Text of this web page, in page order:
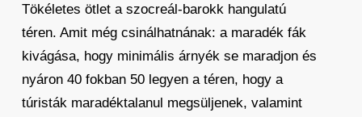
Tökéletes ötlet a szocreál-barokk hangulatú
téren. Amit még csinálhatnának: a maradék fák
kivágása, hogy minimális árnyék se maradjon és
nyáron 40 fokban 50 legyen a téren, hogy a
túristák maradéktalanul megsüljenek, valamint